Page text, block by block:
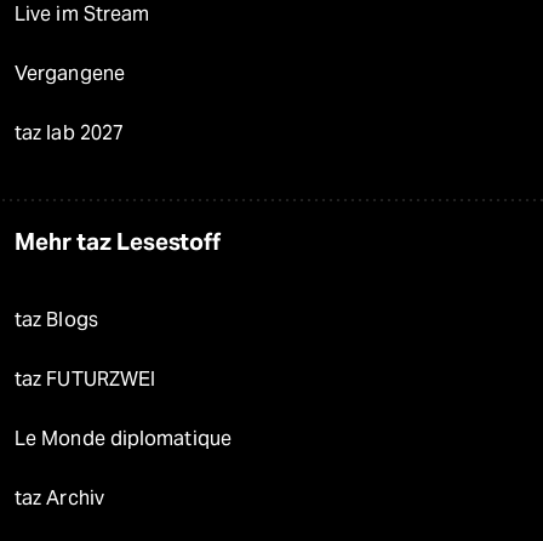
Live im Stream
Vergangene
taz lab 2027
Mehr taz Lesestoff
taz Blogs
taz FUTURZWEI
Le Monde diplomatique
taz Archiv